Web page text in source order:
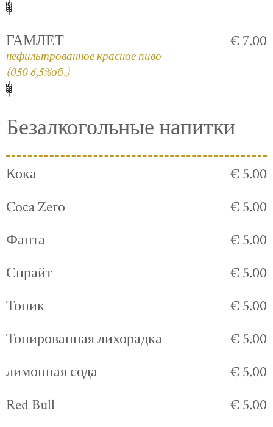
ГАМЛЕТ
нефильтрованное красное пиво
(050 6,5%об.)
€ 7.00
Безалкогольные напитки
Кока
€ 5.00
Coca Zero
€ 5.00
Фанта
€ 5.00
Спрайт
€ 5.00
Тоник
€ 5.00
Тонированная лихорадка
€ 5.00
лимонная сода
€ 5.00
Red Bull
€ 5.00